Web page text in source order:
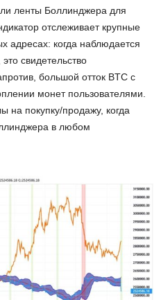
ленты Боллинджера для
отслеживает крупные
адресах: когда наблюдается
свидетельство
большой отток BTC с
монет пользователями.
на покупку/продажу, когда
в любом